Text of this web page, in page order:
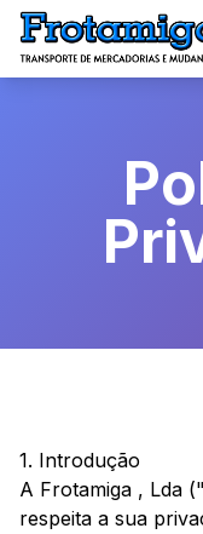
1. Introdução
A Frotamiga , Lda
respeita a sua